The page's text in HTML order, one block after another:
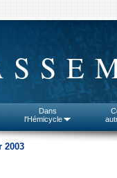
Dans
l'Hémicycle
2003